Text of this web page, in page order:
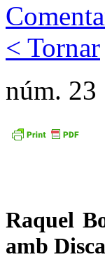
< Tornar
núm.
Raquel
amb